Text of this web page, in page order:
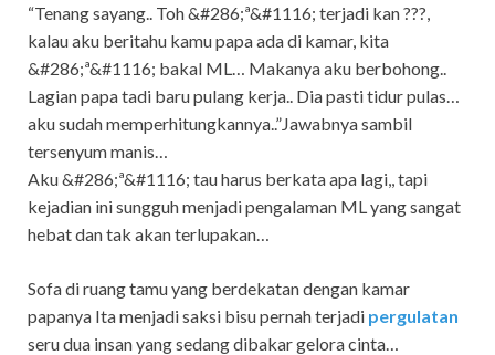
“Tenang sayang.. Toh &#286;ª&#1116; terjadi kan ???,
kalau aku beritahu kamu papa ada di kamar, kita
&#286;ª&#1116; bakal ML… Makanya aku berbohong..
Lagian papa tadi baru pulang kerja.. Dia pasti tidur pulas…
aku sudah memperhitungkannya..”Jawabnya sambil
tersenyum manis…
Aku &#286;ª&#1116; tau harus berkata apa lagi,, tapi
kejadian ini sungguh menjadi pengalaman ML yang sangat
hebat dan tak akan terlupakan…
Sofa di ruang tamu yang berdekatan dengan kamar
papanya Ita menjadi saksi bisu pernah terjadi pergulatan
seru dua insan yang sedang dibakar gelora cinta…